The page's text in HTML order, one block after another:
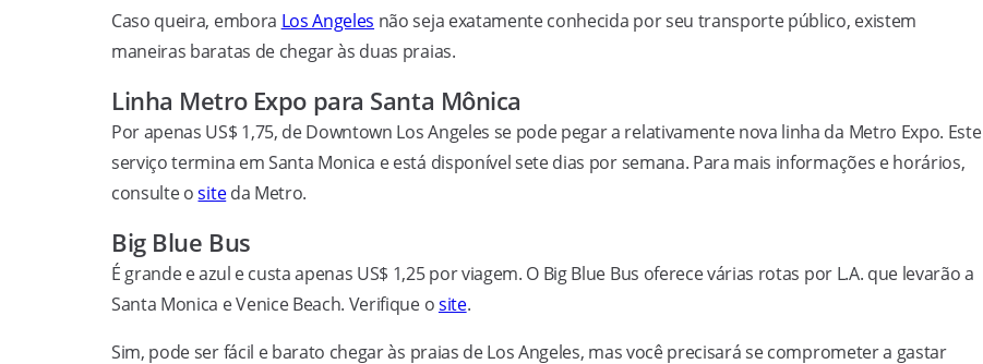
Caso queira, embora Los Angeles não seja exatamente conhecida por seu transporte público, existem
maneiras baratas de chegar às duas praias.
Linha Metro Expo para Santa Mônica
Por apenas US$ 1,75, de Downtown Los Angeles se pode pegar a relativamente nova linha da Metro Expo. Este
serviço termina em Santa Monica e está disponível sete dias por semana. Para mais informações e horários,
consulte ositeda Metro.
Big Blue Bus
É grande e azul e custa apenas US$ 1,25 por viagem. O Big Blue Bus oferece várias rotas por L.A. que levarão a
Santa Monica e Venice Beach. Verifique osite.
Sim, pode ser fácil e barato chegar às praias de Los Angeles, mas você precisará se comprometer a gastar